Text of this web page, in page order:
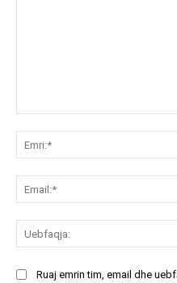
Ruaj emrin tim, email dhe